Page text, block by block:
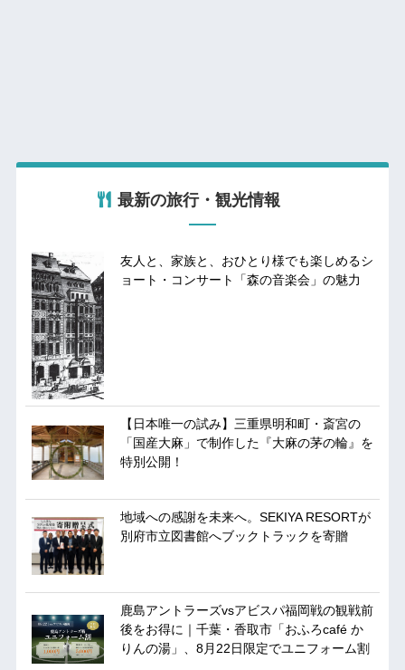
最新の旅行・観光情報
友人と、家族と、おひとり様でも楽しめるシ
ョート・コンサート「森の音楽会」の魅力
【日本唯一の試み】三重県明和町・斎宮の
「国産大麻」で制作した『大麻の茅の輪』を
特別公開！
地域への感謝を未来へ。SEKIYA RESORTが
別府市立図書館へブックトラックを寄贈
鹿島アントラーズvsアビスパ福岡戦の観戦前
後をお得に｜千葉・香取市「おふろcafé か
りんの湯」、8月22日限定でユニフォーム割